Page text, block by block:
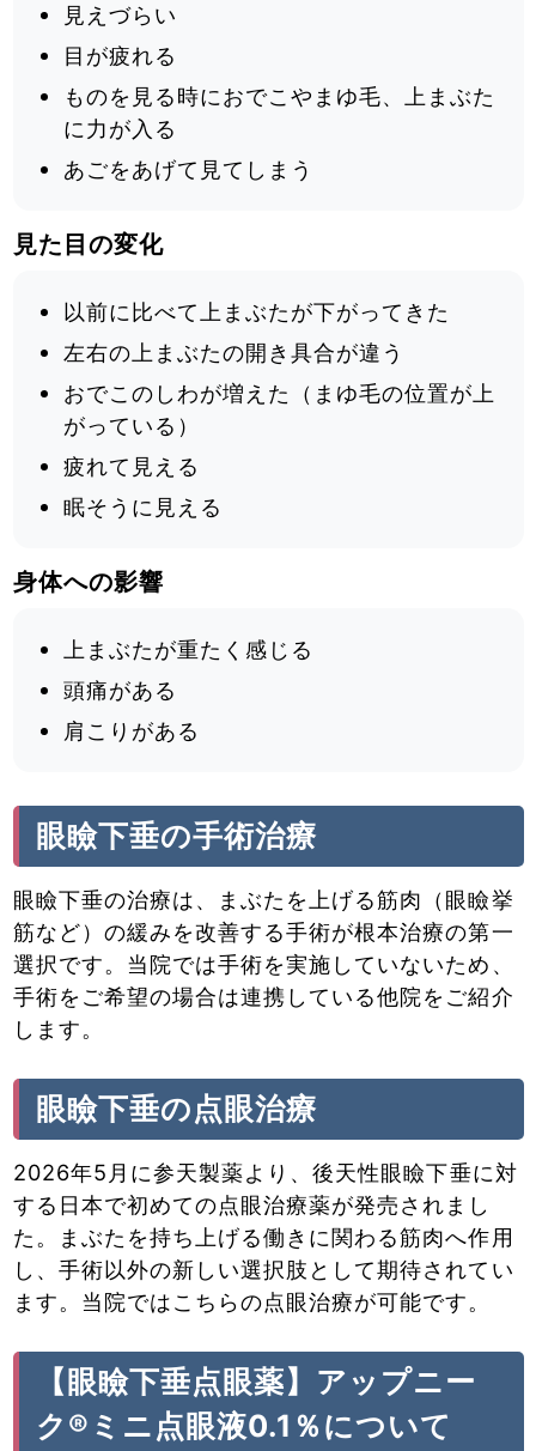
見えづらい
目が疲れる
ものを見る時におでこやまゆ毛、上まぶた
に力が入る
あごをあげて見てしまう
見た目の変化
以前に比べて上まぶたが下がってきた
左右の上まぶたの開き具合が違う
おでこのしわが増えた（まゆ毛の位置が上
がっている）
疲れて見える
眠そうに見える
身体への影響
上まぶたが重たく感じる
頭痛がある
肩こりがある
眼瞼下垂の手術治療
眼瞼下垂の治療は、まぶたを上げる筋肉（眼瞼挙
筋など）の緩みを改善する手術が根本治療の第一
選択です。当院では手術を実施していないため、
手術をご希望の場合は連携している他院をご紹介
します。
眼瞼下垂の点眼治療
2026年5月に参天製薬より、後天性眼瞼下垂に対
する日本で初めての点眼治療薬が発売されまし
た。まぶたを持ち上げる働きに関わる筋肉へ作用
し、手術以外の新しい選択肢として期待されてい
ます。当院ではこちらの点眼治療が可能です。
【眼瞼下垂点眼薬】アップニー
ク®ミニ点眼液0.1％について